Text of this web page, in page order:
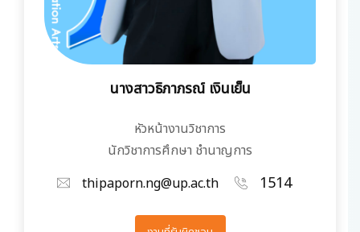
นางสาวธิภาภรณ์ เงินเย็น
หัวหน้างานวิชาการ
นักวิชาการศึกษา ชำนาญการ
thipaporn.ng@up.ac.th
1514